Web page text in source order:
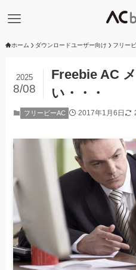
ホーム ダウンロードユーザー向け フリー
Freebie AC
い・・・
2025
8/08
フリービーAC 2017年1月6日